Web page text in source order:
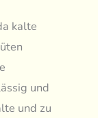
kalte
und
und zu